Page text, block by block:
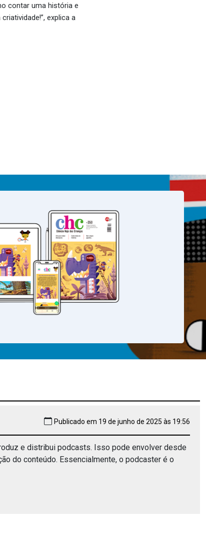
contar uma história e
explica a
Publicado em 19 de junho de 2025 às 19:56
e distribui podcasts. Isso pode envolver desde
do conteúdo. Essencialmente, o podcaster é o